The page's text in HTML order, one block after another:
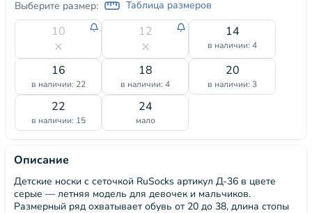
Выберите размер: Таблица размеров
10 12 14
в наличии: 4
16
в наличии: 22
18
в наличии: 4
20
в наличии: 3
22
в наличии: 15
24
мало
Описание
Детские носки с сеточкой RuSocks артикул Д-36 в цвете
серые — летняя модель для девочек и мальчиков.
Размерный ряд охватывает обувь от 20 до 38, длина стопы